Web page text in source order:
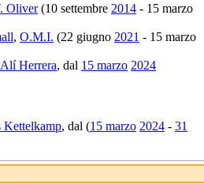
Oliver(10 settembre 2014 - 15 marzo
, O.M.I. (22 giugno 2021 - 15 marzo
Herrera, dal 15 marzo 2024
Kettelkamp, dal (15 marzo 2024 - 31